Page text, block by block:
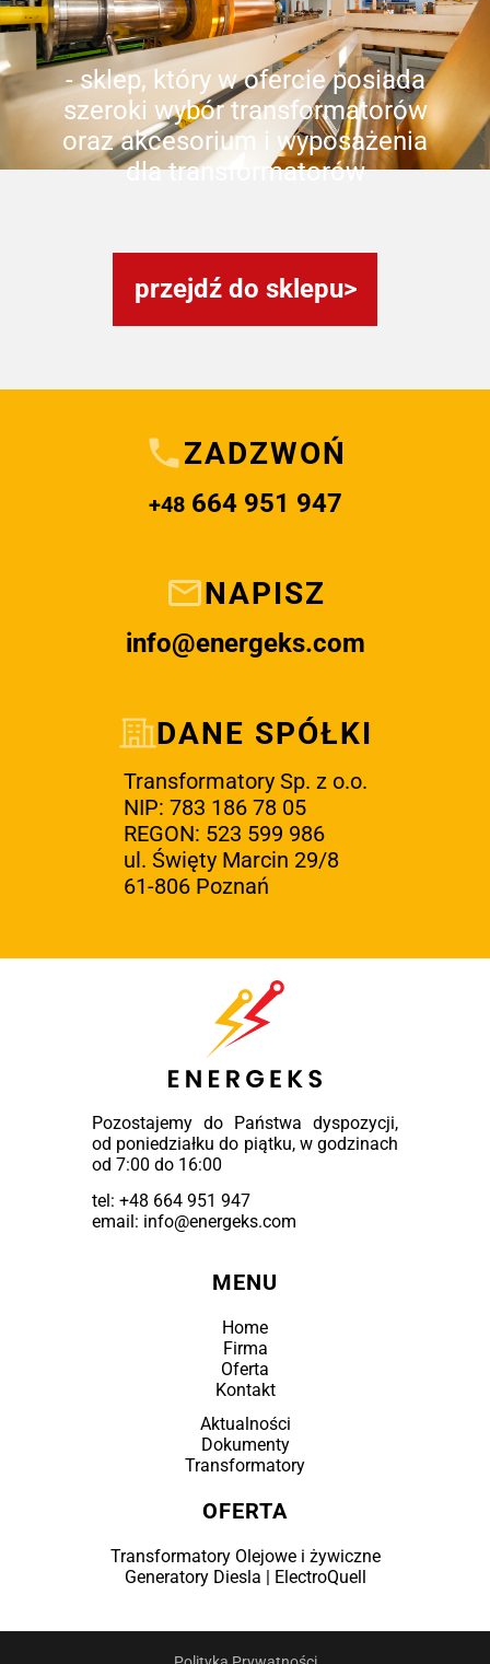
- sklep, który w ofercie posiada
szeroki wybór transformatorów
oraz akcesorium i wyposażenia
dla transformatorów
przejdź do sklepu
ZADZWOŃ
+48664 951 947
NAPISZ
info@energeks.com
DANE SPÓŁKI
Transformatory Sp. z o.o.
NIP: 783 186 78 05
REGON: 523 599 986
ul. Święty Marcin 29/8
61-806 Poznań
Pozostajemy do Państwa dyspozycji,
od poniedziałku do piątku, w godzinach
od 7:00 do 16:00
tel: +48 664 951 947
email: info@energeks.com
MENU
Home
Firma
Oferta
Kontakt
Aktualności
Dokumenty
Transformatory
OFERTA
Transformatory Olejowe i żywiczne
Generatory Diesla | ElectroQuell